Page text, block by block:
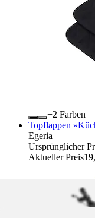
+
Farben
Topflappen
Egeria
Ursprünglicher
Aktueller Preis